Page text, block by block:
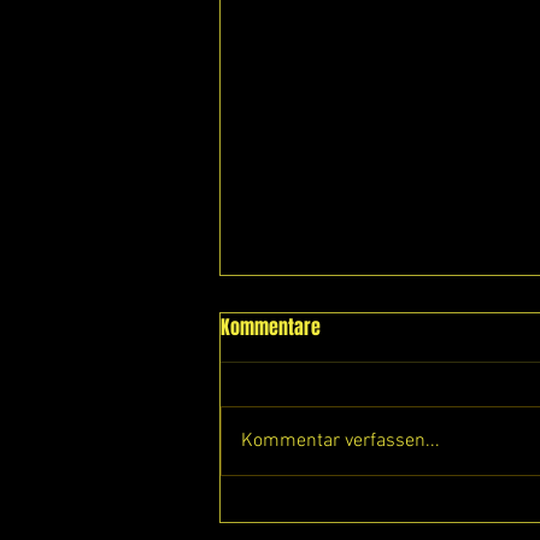
🎯 Ein Tag für die
Kommentare
Kommentar verfassen...